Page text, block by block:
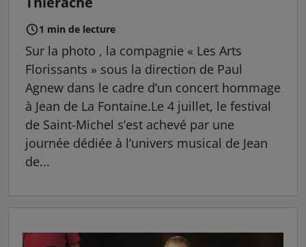
1 min de lecture
Sur la photo , la compagnie « Les Arts
Florissants » sous la direction de Paul
Agnew dans le cadre d’un concert hommage
à Jean de La Fontaine.Le 4 juillet, le festival
de Saint-Michel s’est achevé par une
journée dédiée à l’univers musical de Jean
de...